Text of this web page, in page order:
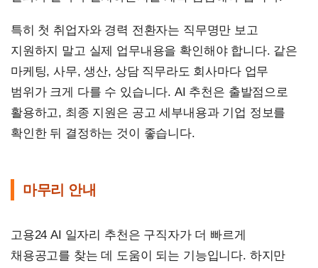
특히 첫 취업자와 경력 전환자는 직무명만 보고
지원하지 말고 실제 업무내용을 확인해야 합니다. 같은
마케팅, 사무, 생산, 상담 직무라도 회사마다 업무
범위가 크게 다를 수 있습니다. AI 추천은 출발점으로
활용하고, 최종 지원은 공고 세부내용과 기업 정보를
확인한 뒤 결정하는 것이 좋습니다.
마무리 안내
고용24 AI 일자리 추천은 구직자가 더 빠르게
채용공고를 찾는 데 도움이 되는 기능입니다. 하지만